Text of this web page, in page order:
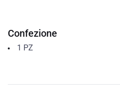
Confezione
1 PZ